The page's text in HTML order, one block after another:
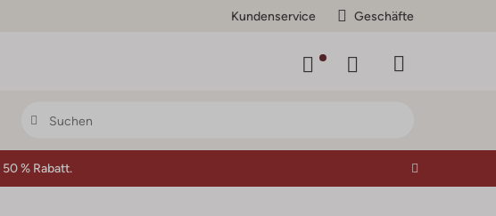
Kundenservice Geschäfte
50 % Rabatt.